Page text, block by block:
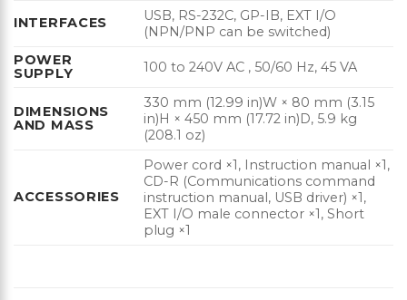
INTERFACES
USB, RS-232C, GP-IB, EXT I/O
(NPN/PNP can be switched)
POWER
SUPPLY
100 to 240V AC , 50/60 Hz, 45 VA
DIMENSIONS
AND MASS
330 mm (12.99 in)W × 80 mm (3.15
in)H × 450 mm (17.72 in)D, 5.9 kg
(208.1 oz)
ACCESSORIES
Power cord ×1, Instruction manual ×1,
CD-R (Communications command
instruction manual, USB driver) ×1,
EXT I/O male connector ×1, Short
plug ×1